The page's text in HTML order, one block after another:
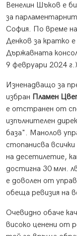
Венелин Шъков е
за
София. По време
Денков за кратко
Държавната
9 февруари 2024
Изненадващо за
избран Пламен
е отстранен от
изпълнителен
база". Манолов
стопанисва
на десетилетие,
достигна 30 млн.
е доволен от
обеща ревизия на
Очевидно обаче
високо ценени от